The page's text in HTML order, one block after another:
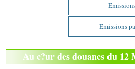
Emissions
Au c?ur des douanes du 12